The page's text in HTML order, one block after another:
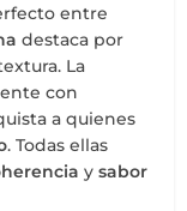
entre
destaca por
La
con
a quienes
. Todas ellas
ysabor